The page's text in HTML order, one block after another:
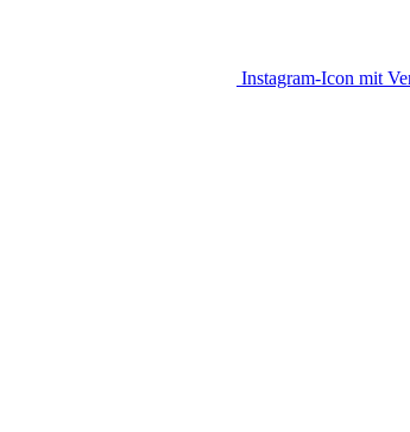
Instagram-Icon mit